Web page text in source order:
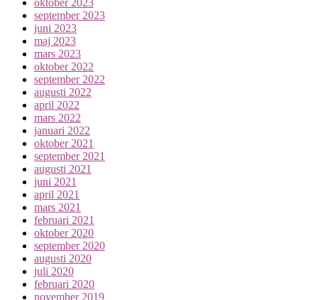
september 2023
juni 2023
maj 2023
mars 2023
oktober 2022
september 2022
augusti 2022
april 2022
mars 2022
januari 2022
oktober 2021
september 2021
augusti 2021
juni 2021
april 2021
mars 2021
februari 2021
oktober 2020
september 2020
augusti 2020
juli 2020
februari 2020
november 2019